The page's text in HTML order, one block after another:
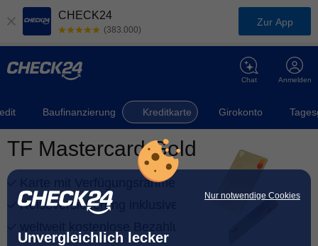
Nur notwendige Cookies
Unvergleichlich lecker
CHECK24
(383.000)
Zur App
Anmelden
Chat
Baufinanzierung Kreditkarte Girokonto
TF Mastercard Gold
Karte mit Verfügungsrahmen
Reiseversicherung inklusive